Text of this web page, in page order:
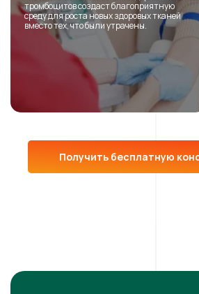
тромбоцитов создаст благоприятную
среду для роста новых здоровых тканей
вместо тех, что были утрачены.
Получить бесплатную